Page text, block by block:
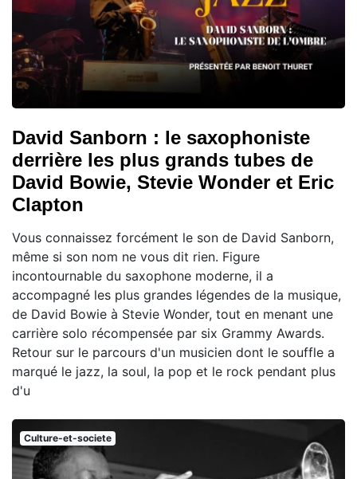
David Sanborn : le saxophoniste
derrière les plus grands tubes de
David Bowie, Stevie Wonder et Eric
Clapton
Vous connaissez forcément le son de David Sanborn,
même si son nom ne vous dit rien. Figure
incontournable du saxophone moderne, il a
accompagné les plus grandes légendes de la musique,
de David Bowie à Stevie Wonder, tout en menant une
carrière solo récompensée par six Grammy Awards.
Retour sur le parcours d'un musicien dont le souffle a
marqué le jazz, la soul, la pop et le rock pendant plus
d'u
Culture-et-societe